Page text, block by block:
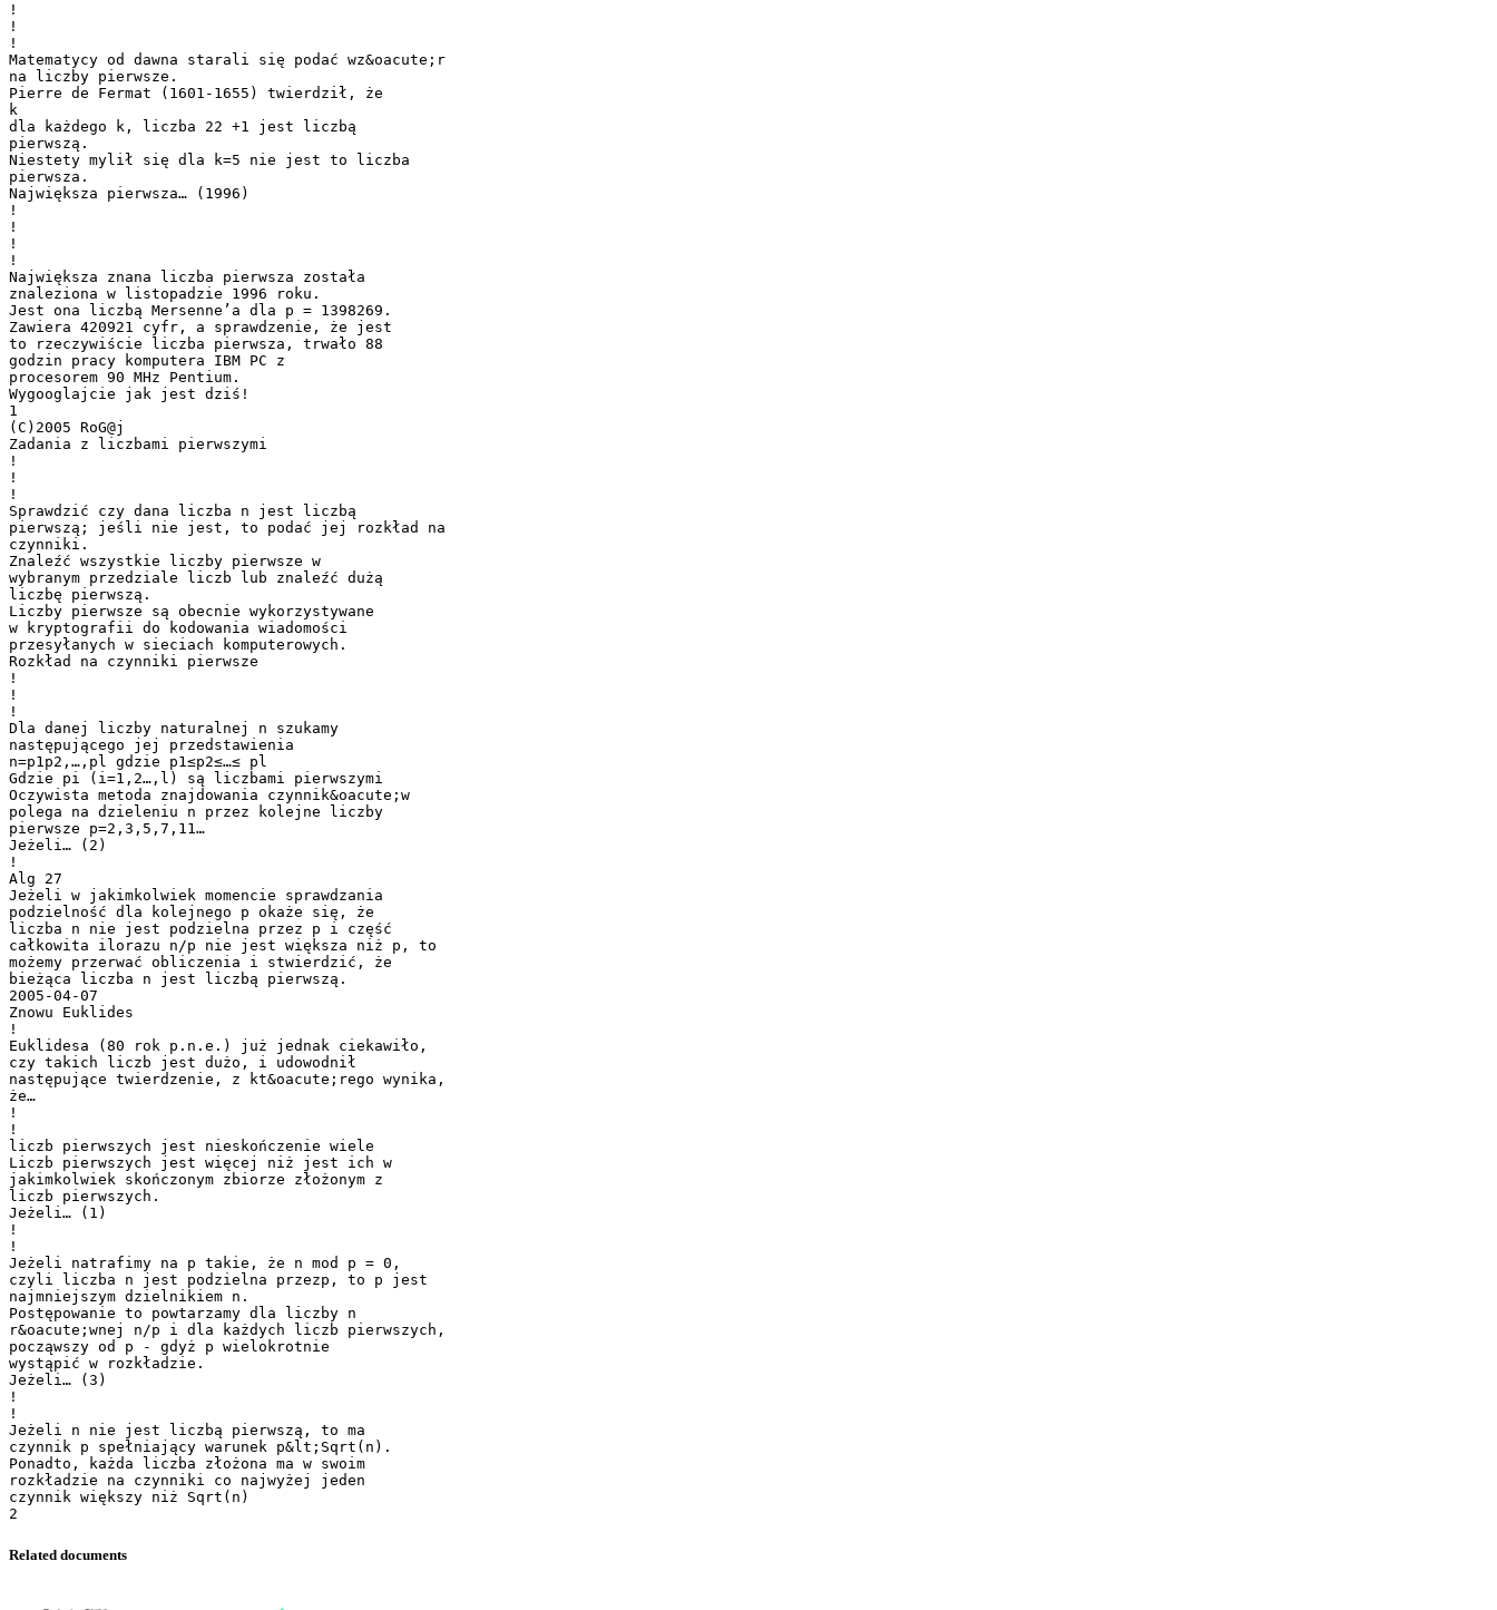
!
!
!
Matematycy od dawna starali się podać wz&oacute;r
na liczby pierwsze.
Pierre de Fermat (1601-1655) twierdził, że
k
dla każdego k, liczba 22 +1 jest liczbą
pierwszą.
Niestety mylił się dla k=5 nie jest to liczba
pierwsza.
Największa pierwsza… (1996)
!
!
!
!
Największa znana liczba pierwsza została
znaleziona w listopadzie 1996 roku.
Jest ona liczbą Mersenne’a dla p = 1398269.
Zawiera 420921 cyfr, a sprawdzenie, że jest
to rzeczywiście liczba pierwsza, trwało 88
godzin pracy komputera IBM PC z
procesorem 90 MHz Pentium.
Wygooglajcie jak jest dziś!
1
(C)2005 RoG@j
Zadania z liczbami pierwszymi
!
!
!
Sprawdzić czy dana liczba n jest liczbą
pierwszą; jeśli nie jest, to podać jej rozkład na
czynniki.
Znaleźć wszystkie liczby pierwsze w
wybranym przedziale liczb lub znaleźć dużą
liczbę pierwszą.
Liczby pierwsze są obecnie wykorzystywane
w kryptografii do kodowania wiadomości
przesyłanych w sieciach komputerowych.
Rozkład na czynniki pierwsze
!
!
!
Dla danej liczby naturalnej n szukamy
następującego jej przedstawienia
n=p1p2,…,pl gdzie p1≤p2≤…≤ pl
Gdzie pi (i=1,2…,l) są liczbami pierwszymi
Oczywista metoda znajdowania czynnik&oacute;w
polega na dzieleniu n przez kolejne liczby
pierwsze p=2,3,5,7,11…
Jeżeli… (2)
!
Alg 27
Jeżeli w jakimkolwiek momencie sprawdzania
podzielność dla kolejnego p okaże się, że
liczba n nie jest podzielna przez p i część
całkowita ilorazu n/p nie jest większa niż p, to
możemy przerwać obliczenia i stwierdzić, że
bieżąca liczba n jest liczbą pierwszą.
2005-04-07
Znowu Euklides
!
Euklidesa (80 rok p.n.e.) już jednak ciekawiło,
czy takich liczb jest dużo, i udowodnił
następujące twierdzenie, z kt&oacute;rego wynika,
że…
!
!
liczb pierwszych jest nieskończenie wiele
Liczb pierwszych jest więcej niż jest ich w
jakimkolwiek skończonym zbiorze złożonym z
liczb pierwszych.
Jeżeli… (1)
!
!
Jeżeli natrafimy na p takie, że n mod p = 0,
czyli liczba n jest podzielna przezp, to p jest
najmniejszym dzielnikiem n.
Postępowanie to powtarzamy dla liczby n
r&oacute;wnej n/p i dla każdych liczb pierwszych,
począwszy od p - gdyż p wielokrotnie
wystąpić w rozkładzie.
Jeżeli… (3)
!
!
Jeżeli n nie jest liczbą pierwszą, to ma
czynnik p spełniający warunek p&lt;Sqrt(n).
Ponadto, każda liczba złożona ma w swoim
rozkładzie na czynniki co najwyżej jeden
czynnik większy niż Sqrt(n)
Related documents